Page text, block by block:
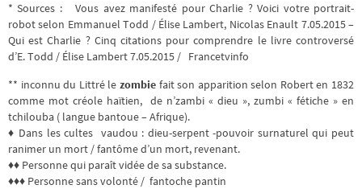
* Sources : Vous avez manifesté pour Charlie ? Voici votre portrait-
robot selon Emmanuel Todd / Élise Lambert, Nicolas Enault 7.05.2015 –
Qui est Charlie ? Cinq citations pour comprendre le livre controversé
d’E. Todd / Élise Lambert 7.05.2015 / Francetvinfo
** inconnu du Littré le zombiefait son apparition selon Robert en 1832
comme mot créole haïtien, de n’zambi « dieu », zumbi « fétiche » en
tchilouba ( langue bantoue – Afrique).
♦ Dans les cultes vaudou : dieu-serpent -pouvoir surnaturel qui peut
ranimer un mort / fantôme d’un mort, revenant.
♦♦ Personne qui paraît vidée de sa substance.
♦♦♦ Personne sans volonté / fantoche pantin